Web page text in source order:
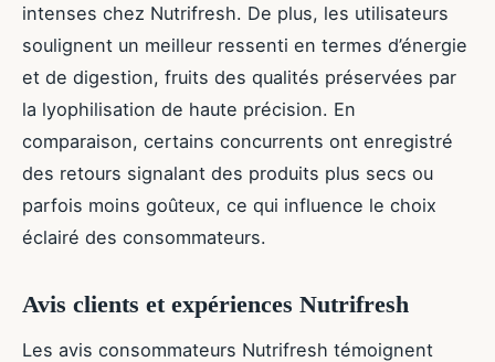
intenses chez Nutrifresh. De plus, les utilisateurs
soulignent un meilleur ressenti en termes d’énergie
et de digestion, fruits des qualités préservées par
la lyophilisation de haute précision. En
comparaison, certains concurrents ont enregistré
des retours signalant des produits plus secs ou
parfois moins goûteux, ce qui influence le choix
éclairé des consommateurs.
Avis clients et expériences Nutrifresh
Les avis consommateurs Nutrifresh témoignent